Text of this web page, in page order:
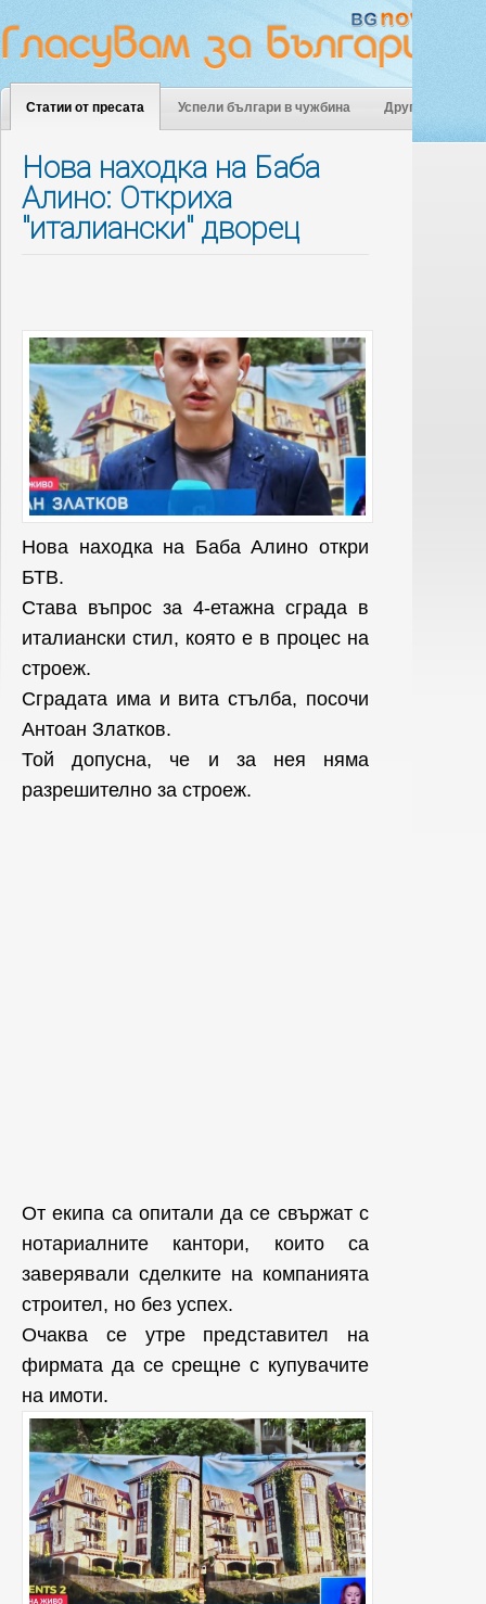
Статии от пресата Успели българи в чужбина Други
Нова находка на Баба
Алино: Откриха
"италиански" дворец
Нова находка на Баба Алино откри
БТВ.
Става въпрос за 4-етажна сграда в
италиански стил, която е в процес на
строеж.
Сградата има и вита стълба, посочи
Антоан Златков.
Той допусна, че и за нея няма
разрешително за строеж.
От екипа са опитали да се свържат с
нотариалните кантори, които са
заверявали сделките на компанията
строител, но без успех.
Очаква се утре представител на
фирмата да се срещне с купувачите
на имоти.